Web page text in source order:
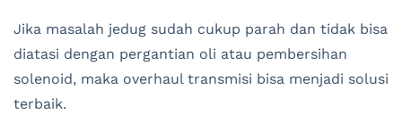
Jika masalah jedug sudah cukup parah dan tidak bisa
diatasi dengan pergantian oli atau pembersihan
solenoid, maka overhaul transmisi bisa menjadi solusi
terbaik.